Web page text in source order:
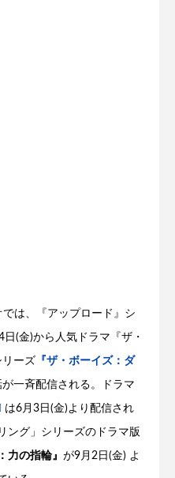
は、『アップロード』シ
(金)から人気ドラマ『ザ・
ーズ 『ザ・ボーイズ：ダ
一斉配信される。ドラマ
は6月3日(金)より配信され
ング」シリーズのドラマ版
力の指輪』 が9月2日(金) よ